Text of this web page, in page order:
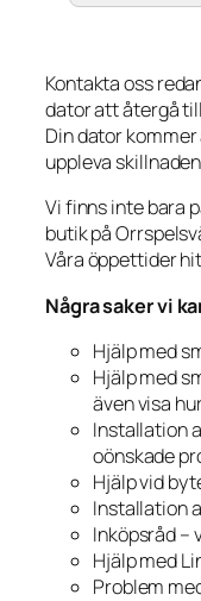
Kontakta oss
dator att återgå
Din dator
uppleva
Vi finns inte bara
butik på
Våra öppettider
Några saker vi
Hjälp med
Hjälp med
även visa
Installation
oönskade
Hjälp vid
Installation
Inköpsråd –
Hjälp med
Problem